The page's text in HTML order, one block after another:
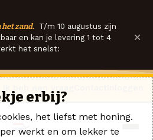
het zand. T/m 10 augustus zijn
en kan je levering 1 tot 4
het snelst:
×
erbij?
het liefst met honing.
werkt en om lekker te